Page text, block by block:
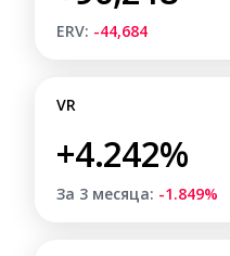
ERV: -44,684
VR
+4.242%
За 3 месяца: -1.849%